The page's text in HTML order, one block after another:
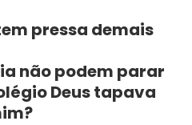
pressa demais
não podem parar
Deus tapava